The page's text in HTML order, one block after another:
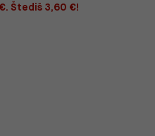
Štediš 3,60 €!